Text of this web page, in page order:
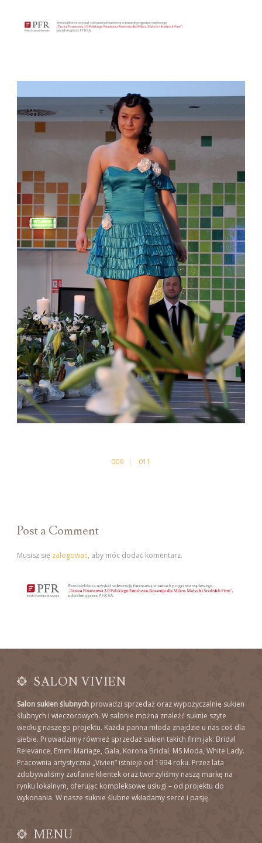
009 011
Post a Comment
Musisz się zalogować, aby móc dodać komentarz.
SALON VIVIEN
Salon sukien ślubnych prowadzi sprzedaż oraz wypożyczalnię sukien
ślubnych i wieczorowych. W salonie można znaleźć suknie szyte
według naszego projektu. Każda panna młoda znajdzie u nas coś dla
siebie. Prowadzimy również sprzedaż sukien takich firm jak: Bridal
Relevance, Emmi Mariage, Gala, Korona Bridal, MS Moda, White Lady.
Pracownia artystyczna „Vivien” istnieje od 1994 roku. Przez lata
zdobywaliśmy zaufanie klientek oraz tworzyliśmy naszą markę na
rynku lokalnym, oferując kompleksowe usługi – od projektu do
wykonania. W nasze suknie ślubne wkładamy serce i pasję.
MENU